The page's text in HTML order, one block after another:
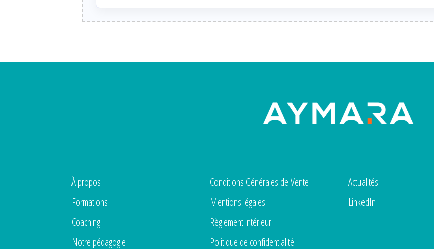
À propos
Formations
Coaching
Notre pédagogie
Conditions Générales de Vente
Mentions légales
Règlement intérieur
Politique de confidentialité
Actualités
LinkedIn